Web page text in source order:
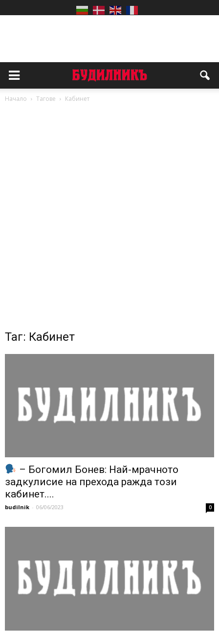
Начало Тагове Кабинет
Таг: Кабинет
– Богомил Бонев: Най-мрачното
задкулисие на прехода ражда този
кабинет....
budilnik - 06/06/2023 0